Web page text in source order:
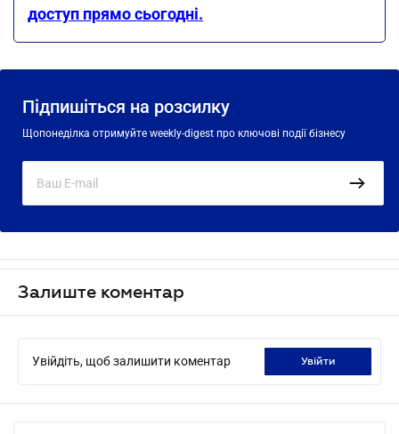
доступ прямо сьогодні.
Підпишіться на розсилку
Щопонеділка отримуйте weekly-digest про ключові події бізнесу
Залиште коментар
Увійдіть, щоб залишити коментар увійти